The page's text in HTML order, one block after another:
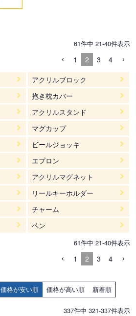
61件中 21-40件表示
1 2 3 4
アクリルブロック
抱き枕カバー
アクリルスタンド
マグカップ
ビールジョッキ
エプロン
アクリルマグネット
リールキーホルダー
チャーム
ペン
61件中 21-40件表示
1 2 3 4
価格が安い順 価格が高い順 新着順
337件中 321-337件表示